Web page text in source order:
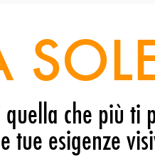
che più ti
tue esigenze